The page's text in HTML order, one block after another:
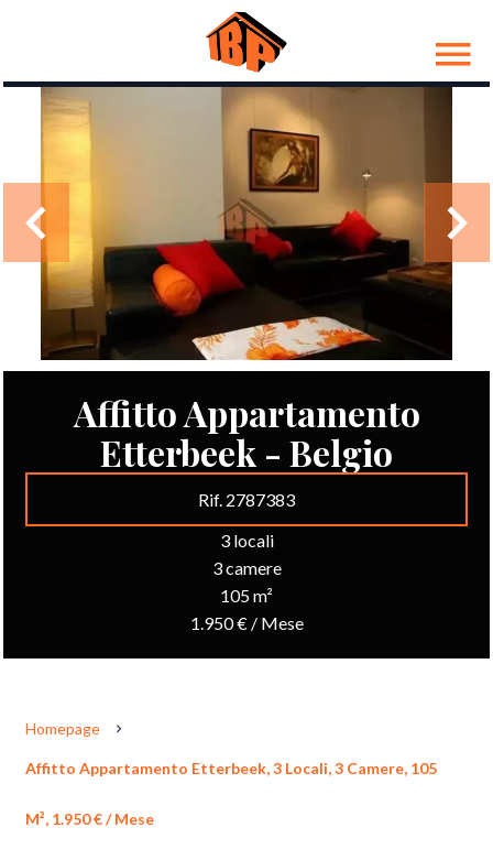
Affitto Appartamento
Etterbeek - Belgio
Rif. 2787383
3 locali
3 camere
105 m²
1.950 € / Mese
Homepage
Affitto Appartamento Etterbeek, 3 Locali, 3 Camere, 105
M², 1.950 € / Mese